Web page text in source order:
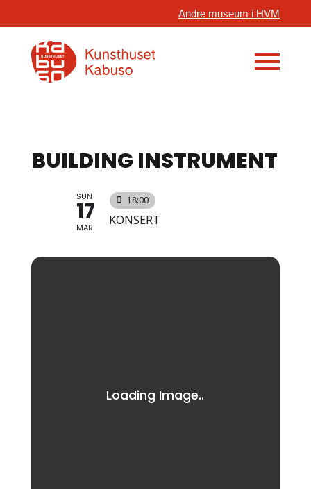
Andre museum i HVM
BUILDING INSTRUMENT
SUN
17
MAR
18:00
KONSERT